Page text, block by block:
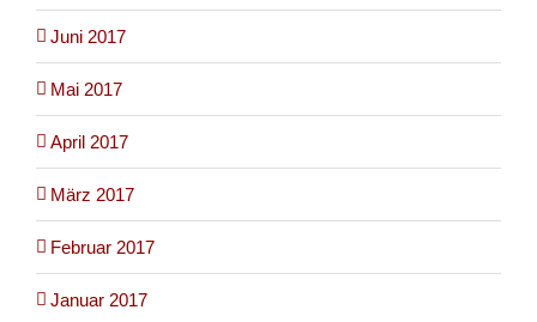
Juni 2017
Mai 2017
April 2017
März 2017
Februar 2017
Januar 2017